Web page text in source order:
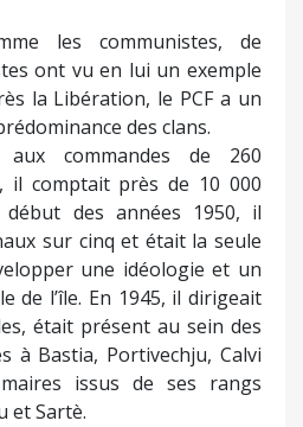
les communistes, de
ont vu en lui un exemple
la Libération, le PCF a un
des clans.
commandes de 260
il comptait près de 10 000
début des années 1950, il
sur cinq et était la seule
une idéologie et un
de l’île. En 1945, il dirigeait
était présent au sein des
à Bastia, Portivechju, Calvi
issus de ses rangs
et Sartè.